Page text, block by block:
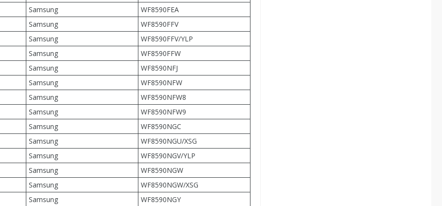
Samsung
WF8590FEA
Samsung
WF8590FFV
Samsung
WF8590FFV/YLP
Samsung
WF8590FFW
Samsung
WF8590NFJ
Samsung
WF8590NFW
Samsung
WF8590NFW8
Samsung
WF8590NFW9
Samsung
WF8590NGC
Samsung
WF8590NGU/XSG
Samsung
WF8590NGV/YLP
Samsung
WF8590NGW
Samsung
WF8590NGW/XSG
Samsung
WF8590NGY